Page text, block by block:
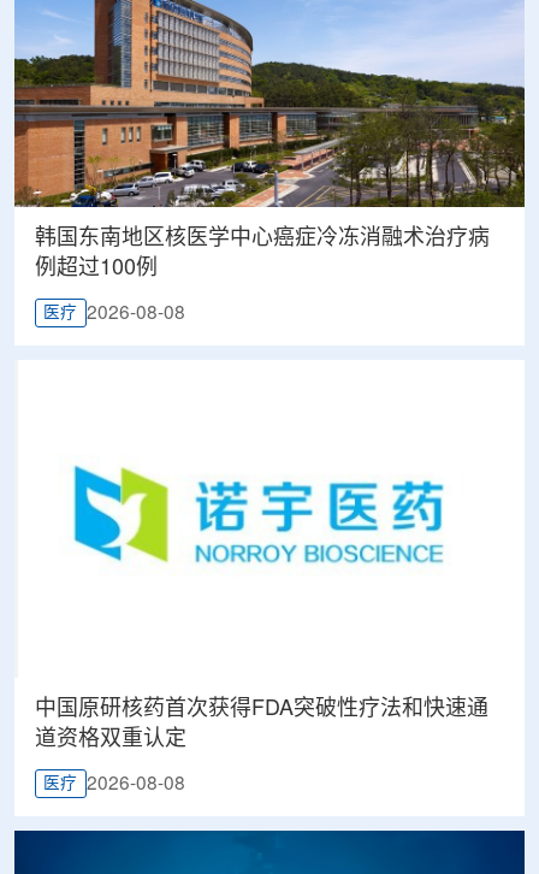
韩国东南地区核医学中心癌症冷冻消融术治疗病
例超过100例
医疗 2026-08-08
中国原研核药首次获得FDA突破性疗法和快速通
道资格双重认定
医疗 2026-08-08